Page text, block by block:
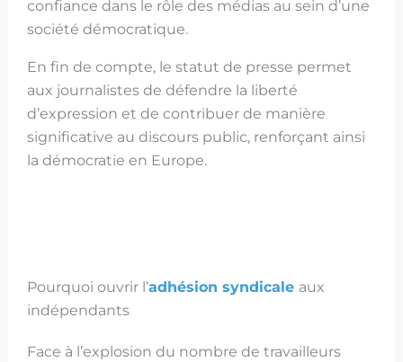
confiance dans le rôle des médias au sein d’une
société démocratique.
En fin de compte, le statut de presse permet
aux journalistes de défendre la liberté
d’expression et de contribuer de manière
significative au discours public, renforçant ainsi
la démocratie en Europe.
Pourquoi ouvrir l’adhésion syndicale aux
indépendants
Face à l’explosion du nombre de travailleurs